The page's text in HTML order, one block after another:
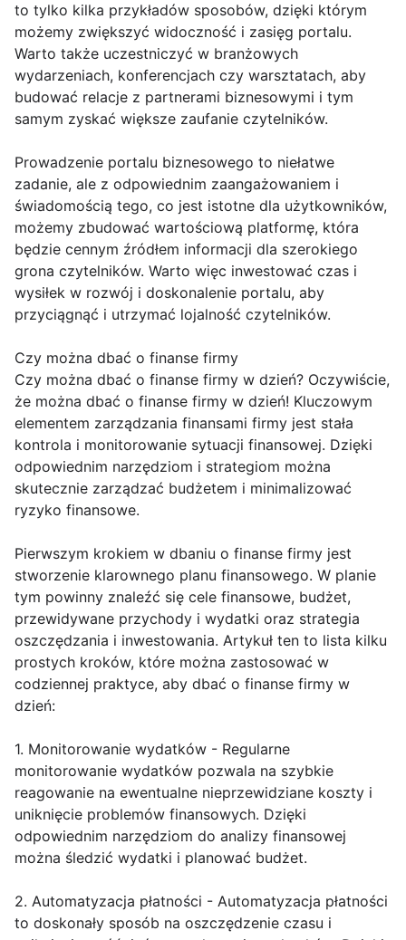
to tylko kilka przykładów sposobów, dzięki którym
możemy zwiększyć widoczność i zasięg portalu.
Warto także uczestniczyć w branżowych
wydarzeniach, konferencjach czy warsztatach, aby
budować relacje z partnerami biznesowymi i tym
samym zyskać większe zaufanie czytelników.
Prowadzenie portalu biznesowego to niełatwe
zadanie, ale z odpowiednim zaangażowaniem i
świadomością tego, co jest istotne dla użytkowników,
możemy zbudować wartościową platformę, która
będzie cennym źródłem informacji dla szerokiego
grona czytelników. Warto więc inwestować czas i
wysiłek w rozwój i doskonalenie portalu, aby
przyciągnąć i utrzymać lojalność czytelników.
Czy można dbać o finanse firmy
Czy można dbać o finanse firmy w dzień? Oczywiście,
że można dbać o finanse firmy w dzień! Kluczowym
elementem zarządzania finansami firmy jest stała
kontrola i monitorowanie sytuacji finansowej. Dzięki
odpowiednim narzędziom i strategiom można
skutecznie zarządzać budżetem i minimalizować
ryzyko finansowe.
Pierwszym krokiem w dbaniu o finanse firmy jest
stworzenie klarownego planu finansowego. W planie
tym powinny znaleźć się cele finansowe, budżet,
przewidywane przychody i wydatki oraz strategia
oszczędzania i inwestowania. Artykuł ten to lista kilku
prostych kroków, które można zastosować w
codziennej praktyce, aby dbać o finanse firmy w
dzień:
1. Monitorowanie wydatków - Regularne
monitorowanie wydatków pozwala na szybkie
reagowanie na ewentualne nieprzewidziane koszty i
uniknięcie problemów finansowych. Dzięki
odpowiednim narzędziom do analizy finansowej
można śledzić wydatki i planować budżet.
2. Automatyzacja płatności - Automatyzacja płatności
to doskonały sposób na oszczędzenie czasu i